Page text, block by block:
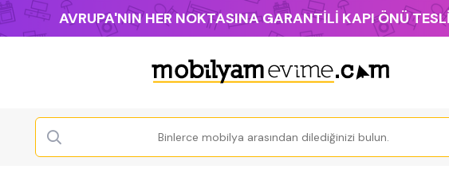
AVRUPA'NIN HER NOKTASINA GARANTİLİ KAPI ÖNÜ